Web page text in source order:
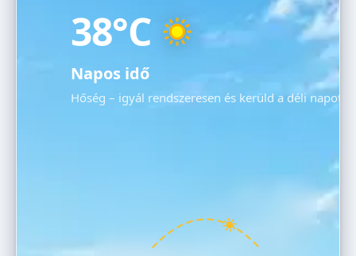
38°C
Napos idő
Hőség – igyál rendszeresen és kerüld a déli napot!